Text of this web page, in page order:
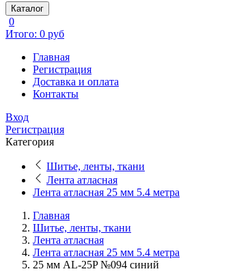
Каталог
0
Итого: 0 руб
Главная
Регистрация
Доставка и оплата
Контакты
Вход
Регистрация
Категория
Шитье, ленты, ткани
Лента атласная
Лента атласная 25 мм 5.4 метра
Главная
Шитье, ленты, ткани
Лента атласная
Лента атласная 25 мм 5.4 метра
25 мм AL-25P №094 синий